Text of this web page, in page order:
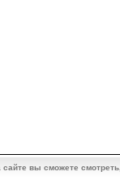
вы сможете